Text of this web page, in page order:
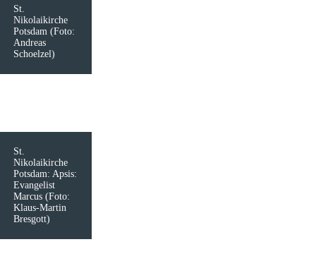
St.
Nikolaikirche
Potsdam (Foto:
Andreas
Schoelzel)
St.
Nikolaikirche
Potsdam: Apsis:
Evangelist
Marcus (Foto:
Klaus-Martin
Bresgott)